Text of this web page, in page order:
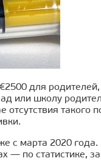
для
или школу
такого
с марта 2020 года.
— по статистике,